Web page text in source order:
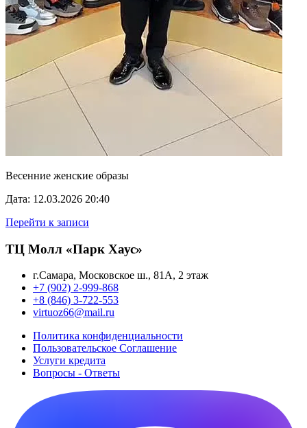
Весенние женские образы
Дата: 12.03.2026 20:40
Перейти к записи
ТЦ Молл «Парк Хаус»
г.Самара, Московское ш., 81А, 2 этаж
+7 (902) 2-999-868
+8 (846) 3-722-553
virtuoz66@mail.ru
Политика конфиденциальности
Пользовательское Cоглашение
Услуги кредита
Вопросы - Ответы